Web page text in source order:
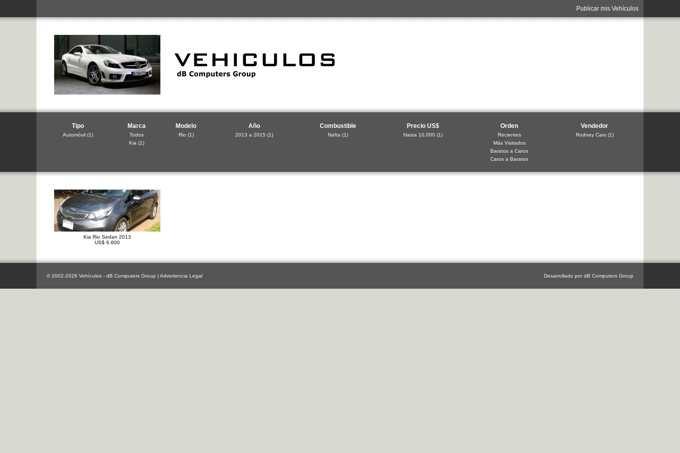
Publicar mis Vehículos
Tipo
Automóvil (1)
Marca
Todos
Kia (1)
Modelo
Rio (1)
Año
2013 a 2015 (1)
Combustible
Nafta (1)
Precio US$
Hasta 10.000(1)
Orden
Recientes
Más Visitados
Baratos a Caros
Caros a Baratos
Vendedor
Rodney Cars(1)
Kia Rio Sedan 2013
US$ 6.600
© 2002-2026 Vehículos - dB Computers Group | Advertencia Legal Desarrollado por dB Computers Group